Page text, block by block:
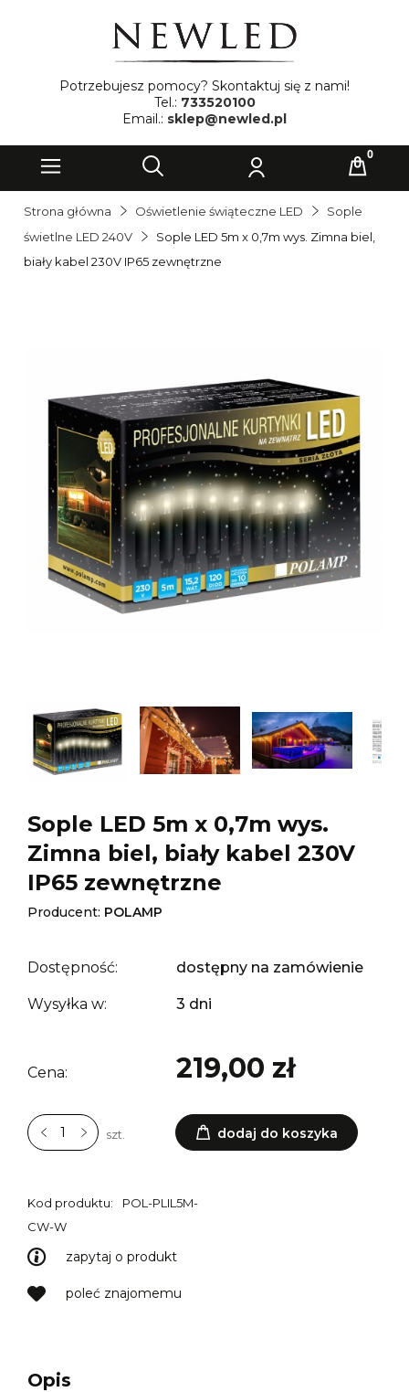
Potrzebujesz pomocy? Skontaktuj się z nami!
Tel.: 733520100
Email.: sklep@newled.pl
Strona główna Oświetlenie świąteczne LED
Sople
świetlne LED 240V
Sople LED 5m x 0,7m wys. Zimna biel,
biały kabel 230V IP65 zewnętrzne
Sople LED 5m x 0,7m wys.
Zimna biel, biały kabel 230V
IP65 zewnętrzne
Producent: POLAMP
Dostępność: dostępny na zamówienie
Wysyłka w: 3 dni
Cena: 219,00 zł
szt. dodaj do koszyka
Kod produktu:
POL-PLIL5M-
CW-W
zapytaj o produkt
poleć znajomemu
Opis